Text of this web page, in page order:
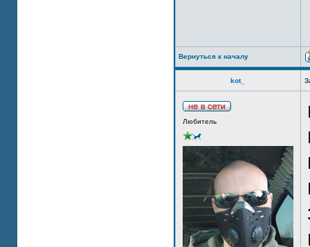
Вернуться к началу
kot_
Любитель